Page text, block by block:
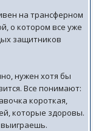
на трансферном
о котором все уже
защитников
нужен хотя бы
Все понимают:
короткая,
которые здоровы.
выиграешь.